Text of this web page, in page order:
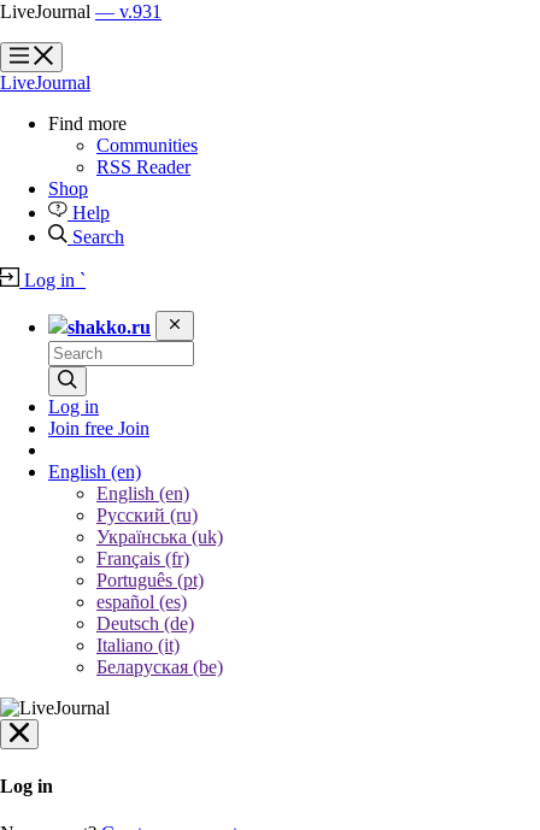
LiveJournal — v.931
?
?
LiveJournal
Find more
Communities
RSS Reader
Shop
Help
Search
Log in `
shakko.ru
Log in
Join free Join
English (en)
English (en)
Русский (ru)
Українська (uk)
Français (fr)
Português (pt)
español (es)
Deutsch (de)
Italiano (it)
Беларуская (be)
Log in